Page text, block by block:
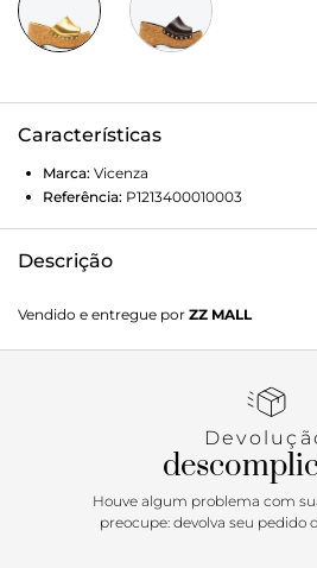
Características
Marca: Vicenza
Referência: P1213400010003
Descrição
largas e salto plataforma em
combina estilo e conforto em um
acrescentam brilho e
contemporâneo, é a escolha
descomplicados e cheios de
um toque fashion nas produções
Vendido e entregue por ZZ MALL
Houve algum problema com
preocupe: devolva seu pedido